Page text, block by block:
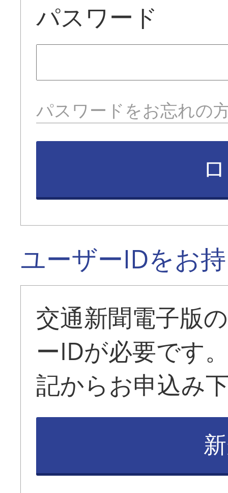
パスワード
パスワードをお忘れの
ユーザーIDをお
交通新聞電子版
ーIDが必要です
記からお申込み